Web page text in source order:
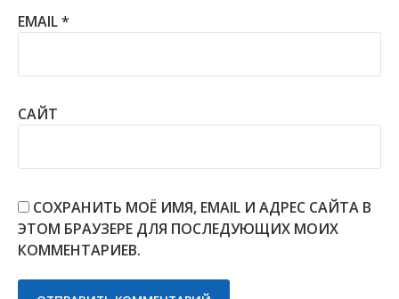
EMAIL*
САЙТ
СОХРАНИТЬ МОЁ ИМЯ, EMAIL И АДРЕС САЙТА В
ЭТОМ БРАУЗЕРЕ ДЛЯ ПОСЛЕДУЮЩИХ МОИХ
КОММЕНТАРИЕВ.